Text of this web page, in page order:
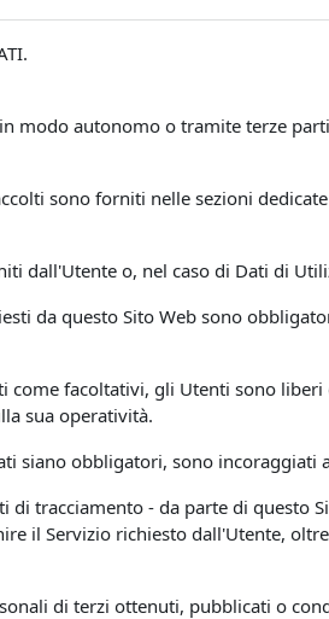
modo autonomo o tramite terze
sono forniti nelle sezioni
dall'Utente o, nel caso di Dati di
da questo Sito Web sono
come facoltativi, gli Utenti sono
sua operatività.
siano obbligatori, sono incoraggiati
di tracciamento - da parte di questo
il Servizio richiesto dall'Utente,
di terzi ottenuti, pubblicati o